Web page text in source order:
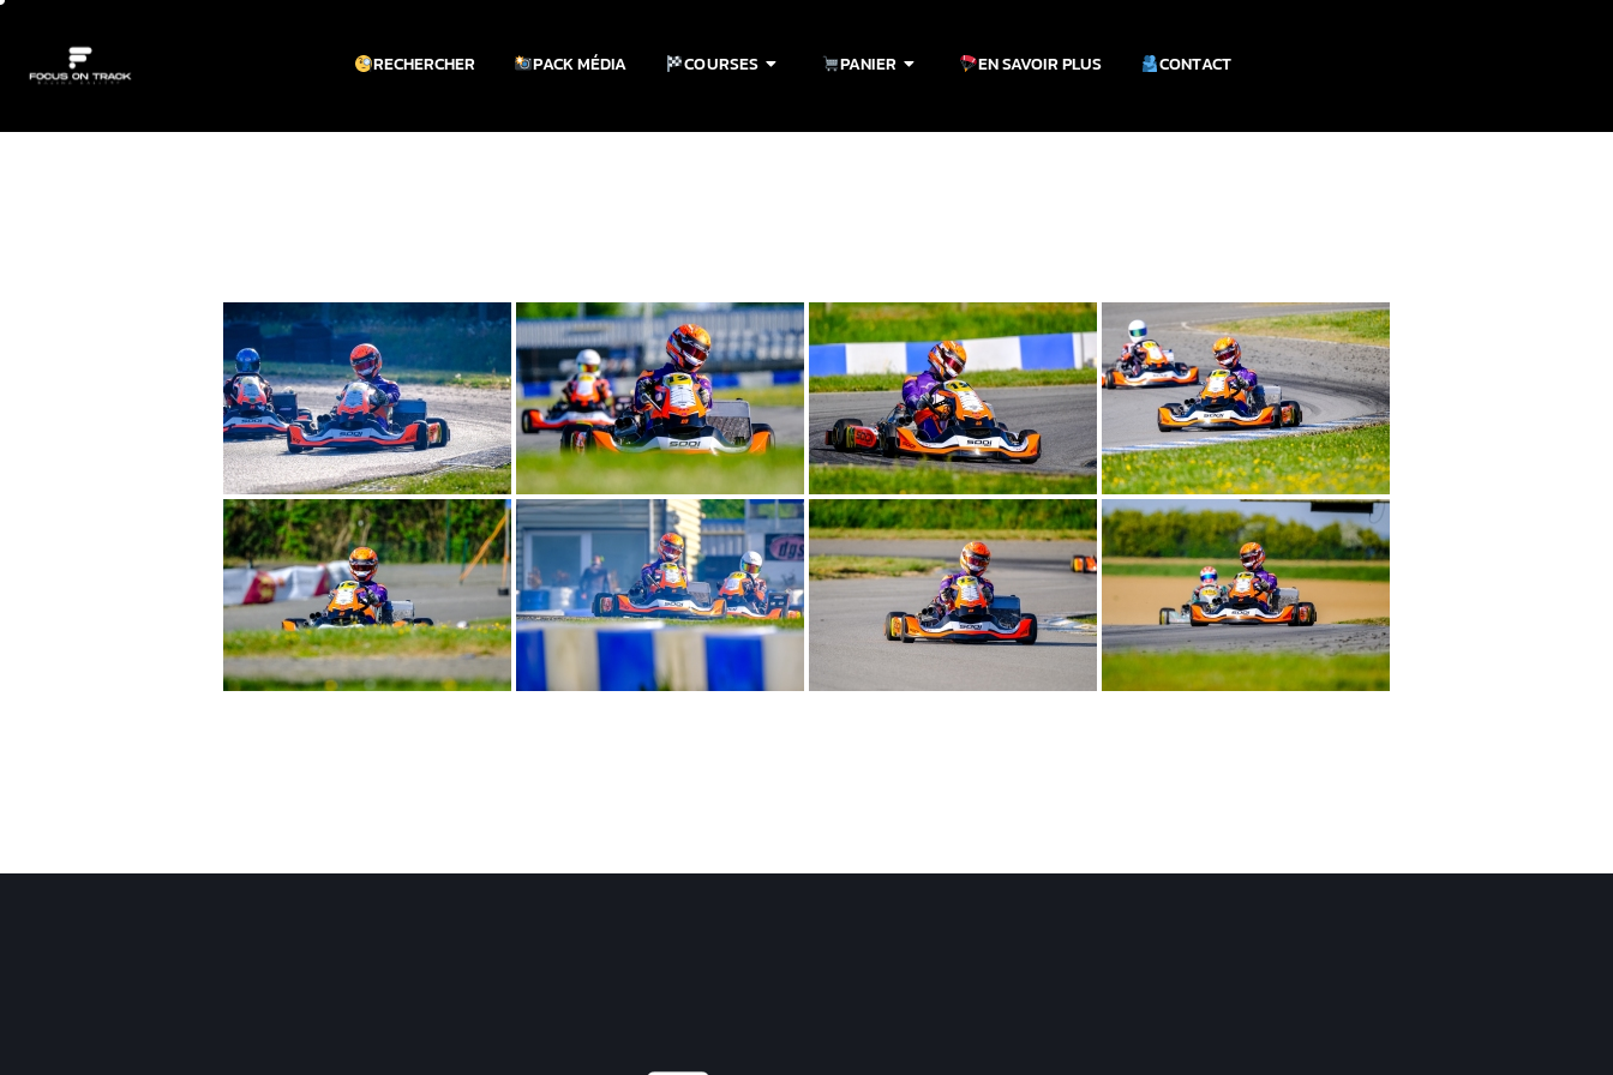
RECHERCHER PACK MÉDIA COURSES PANIER EN SAVOIR PLUS CONTACT